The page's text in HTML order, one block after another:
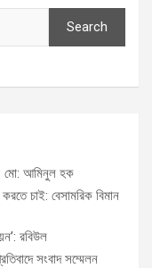
Search
মো: আমিনুল হক
চাই: বেসামরিক বিমান
রবিউল
সংবাদ সম্মেলন